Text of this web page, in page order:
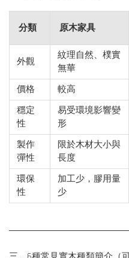
分類 原木家具
外觀
紋理自然、樸實
無華
價格 較高
穩定
性
易受環境影響變
形
製作
彈性
限於木材大小與
長度
環保
性
加工少，膠用量
少